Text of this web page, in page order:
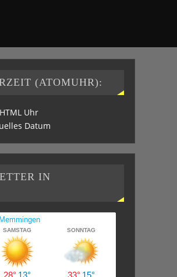
(ATOMUHR):
HTML Uhr
Datum
IN